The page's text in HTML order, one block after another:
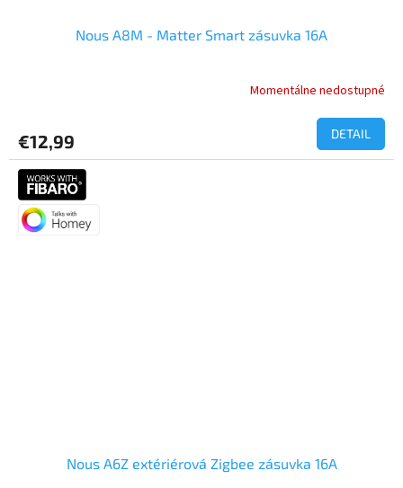
Nous A8M - Matter Smart zásuvka 16A
Momentálne nedostupné
€12,99 DETAIL
Nous A6Z extériérová Zigbee zásuvka 16A